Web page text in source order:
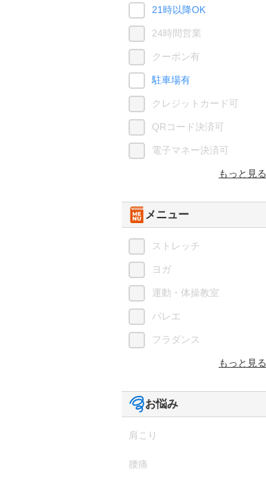
21時以降OK
24時間営業
クーポン有
駐車場有
クレジットカード可
QRコード決済可
電子マネー決済可
もっと見る
メニュー
ストレッチ
ヨガ
運動・体操教室
バレエ
フラダンス
もっと見る
お悩み
肩こり
腰痛